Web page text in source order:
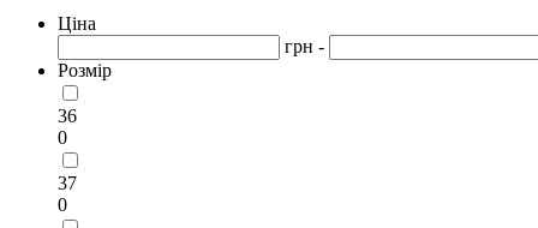
Ціна
грн -
Розмір
36
0
37
0